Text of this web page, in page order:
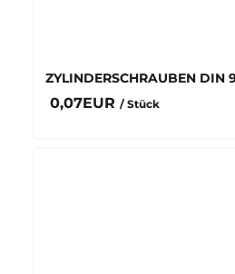
ZYLINDERSCHRAUBEN DIN
0,07EUR / Stück